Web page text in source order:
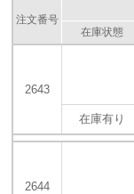
注文番号
在庫状態
2643
在庫有り
2644